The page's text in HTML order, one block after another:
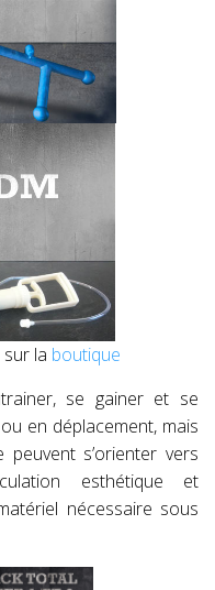
la boutique
se gainer et se
en déplacement, mais
s’orienter vers
esthétique et
nécessaire sous